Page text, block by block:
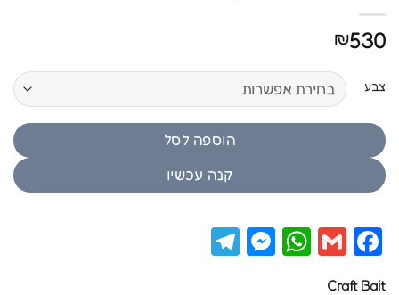
₪530
צבע
הוספה לסל
קנה עכשיו
Facebook
Gmail
WhatsApp
Messenger
Craft Bait